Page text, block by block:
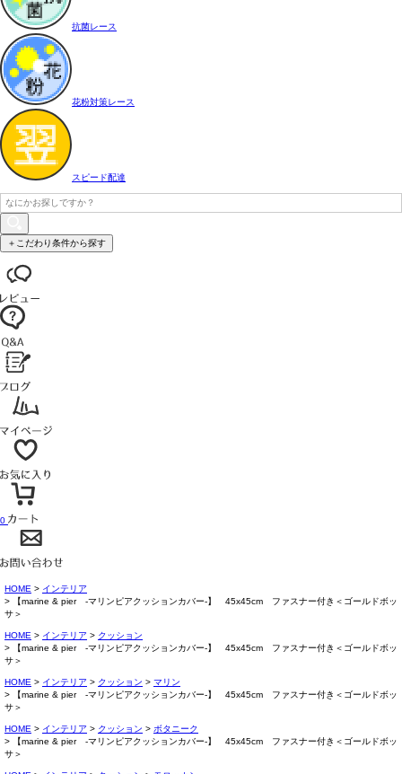
抗菌レース
花粉対策レース
スピード配達
＋こだわり条件から探す
0
HOME
インテリア
【marine & pier -マリンピアクッションカバー-】 45x45cm ファスナー付き＜ゴールドボッ
サ＞
HOME インテリア
クッション
【marine & pier -マリンピアクッションカバー-】 45x45cm ファスナー付き＜ゴールドボッ
サ＞
HOME インテリア クッション
マリン
【marine & pier -マリンピアクッションカバー-】 45x45cm ファスナー付き＜ゴールドボッ
サ＞
HOME インテリア クッション
ボタニーク
【marine & pier -マリンピアクッションカバー-】 45x45cm ファスナー付き＜ゴールドボッ
サ＞